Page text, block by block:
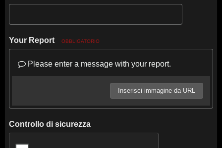
Your Report OBBLIGATORIO
Please enter a message with your report.
Inserisci immagine da URL
Controllo di sicurezza